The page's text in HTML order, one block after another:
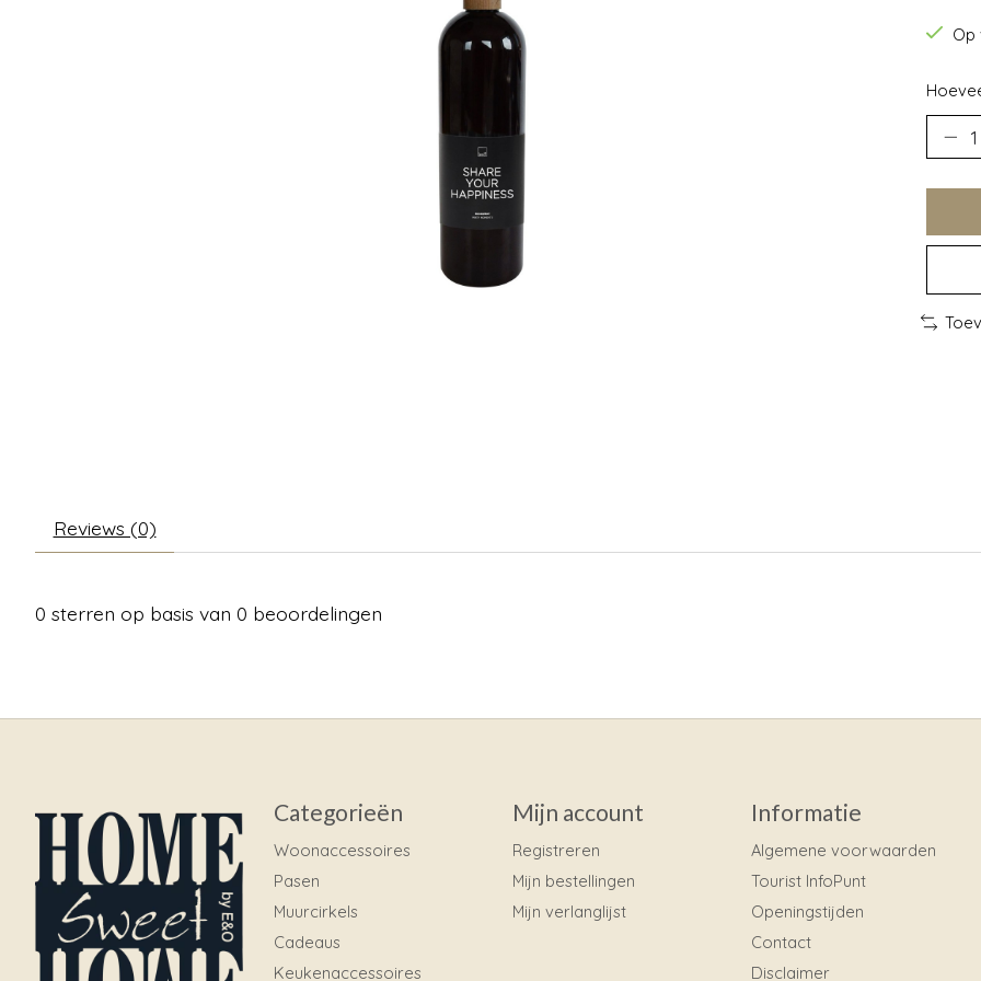
Reviews (0)
0 sterren op basis van 0 beoordelingen
Categorieën
Woonaccessoires
Pasen
Muurcirkels
Cadeaus
Keukenaccessoires
Mijn account
Registreren
Mijn bestellingen
Mijn verlanglijst
Informatie
Algemene voorwaarden
Tourist InfoPunt
Openingstijden
Contact
Disclaimer